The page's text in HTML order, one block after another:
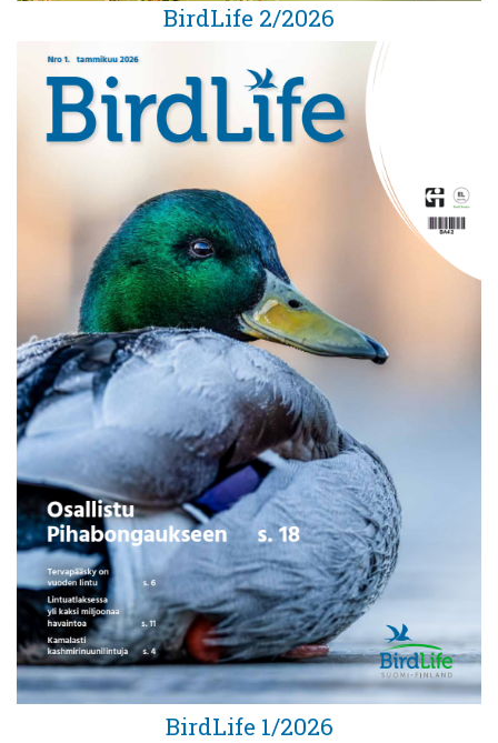
BirdLife 2/2026
BirdLife 1/2026